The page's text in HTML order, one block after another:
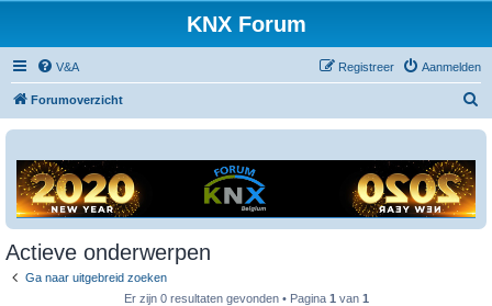
KNX Forum
V&A Aanmelden
Registreer
Forumoverzicht
Actieve onderwerpen
Ga naar uitgebreid zoeken
Er zijn 0 resultaten gevonden • Pagina 1 van 1